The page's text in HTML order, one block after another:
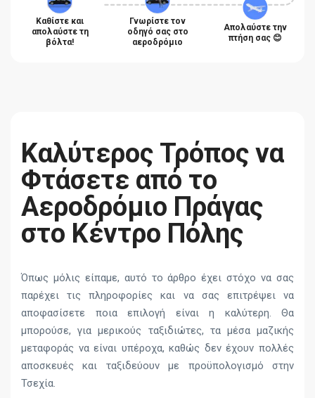
Καθίστε και
απολαύστε τη
βόλτα!
Γνωρίστε τον
οδηγό σας στο
αεροδρόμιο
Απολαύστε την
πτήση σας 😊
Καλύτερος Τρόπος να
Φτάσετε από το
Αεροδρόμιο Πράγας
στο Κέντρο Πόλης
Όπως μόλις είπαμε, αυτό το άρθρο έχει στόχο να σας
παρέχει τις πληροφορίες και να σας επιτρέψει να
αποφασίσετε ποια επιλογή είναι η καλύτερη. Θα
μπορούσε, για μερικούς ταξιδιώτες, τα μέσα μαζικής
μεταφοράς να είναι υπέροχα, καθώς δεν έχουν πολλές
αποσκευές και ταξιδεύουν με προϋπολογισμό στην
Τσεχία.